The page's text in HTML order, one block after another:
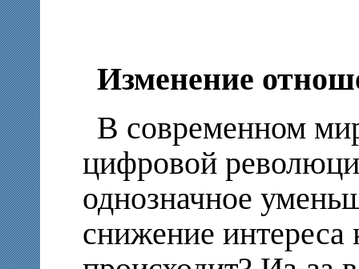
Изменение
В современном
цифровой
однозначное
снижение